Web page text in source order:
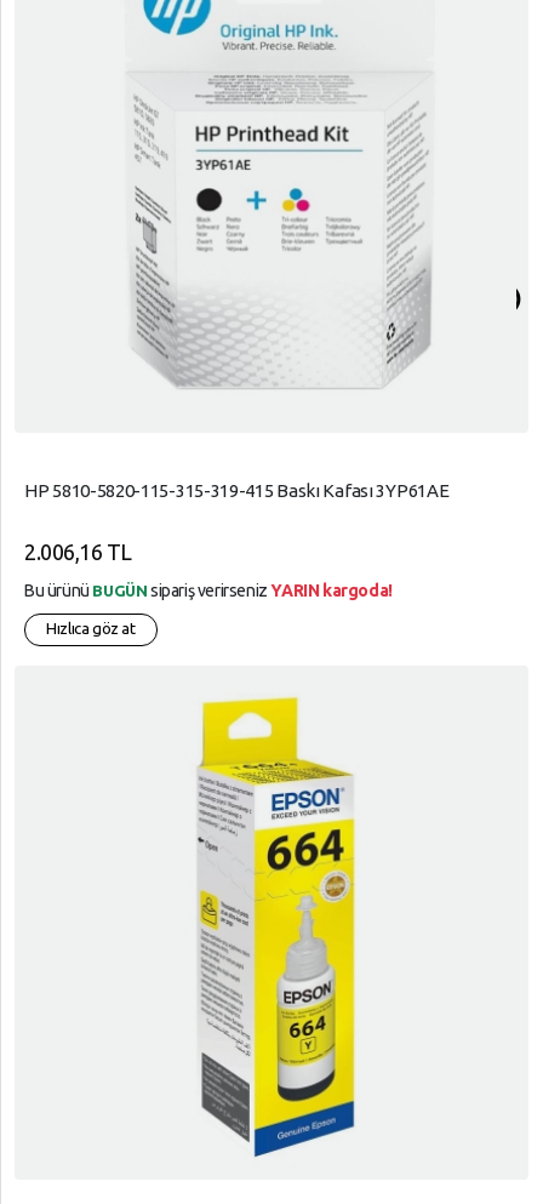
HP 5810-5820-115-315-319-415 Baskı Kafası 3YP61AE
2.006,16 TL
Bu ürünü BUGÜN sipariş verirsenizYARIN kargoda!
Hızlıca göz at
arrow_circle_up